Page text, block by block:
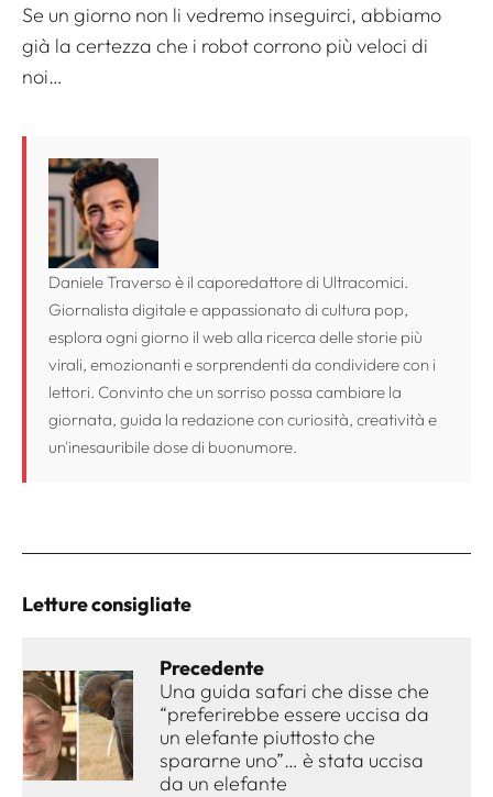
Se un giorno non li vedremo inseguirci, abbiamo
già la certezza che i robot corrono più veloci di
noi…
Daniele Traverso è il caporedattore di Ultracomici.
Giornalista digitale e appassionato di cultura pop,
esplora ogni giorno il web alla ricerca delle storie più
virali, emozionanti e sorprendenti da condividere con i
lettori. Convinto che un sorriso possa cambiare la
giornata, guida la redazione con curiosità, creatività e
un'inesauribile dose di buonumore.
Letture consigliate
Precedente
Una guida safari che disse che
“preferirebbe essere uccisa da
un elefante piuttosto che
spararne uno”… è stata uccisa
da un elefante